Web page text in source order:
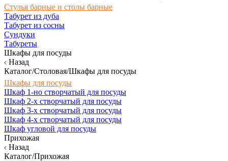
Стулья барные и столы барные
Табурет из дуба
Табурет из сосны
Сундуки
Табуреты
Шкафы для посуды
Назад
Каталог/Столовая/Шкафы для посуды
Шкафы для посуды
Шкаф 1-но створчатый для посуды
Шкаф 2-х створчатый для посуды
Шкаф 3-х створчатый для посуды
Шкаф 4-х створчатый для посуды
Шкаф угловой для посуды
Прихожая
Назад
Каталог/Прихожая